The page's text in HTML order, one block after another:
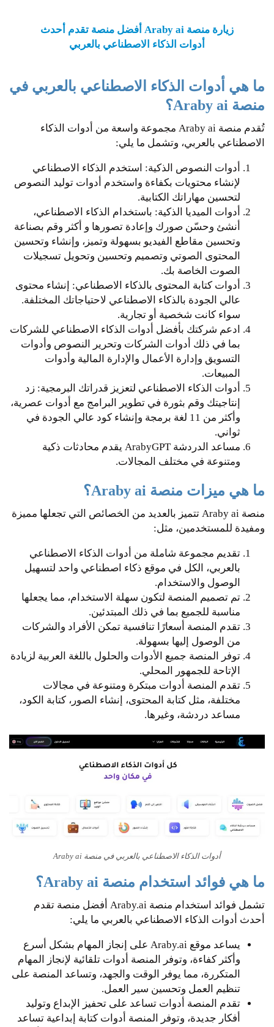
زيارة منصة Araby ai أفضل منصة تقدم أحدث
أدوات الذكاء الاصطناعي بالعربي
ما هي أدوات الذكاء الاصطناعي بالعربي في
منصة Araby ai؟
تُقدم منصة Araby ai مجموعة واسعة من أدوات الذكاء
الاصطناعي بالعربي، وتشمل ما يلي:
أدوات النصوص الذكية: استخدم الذكاء الاصطناعي
لإنشاء محتويات بكفاءة واستخدم أدوات توليد النصوص
لتحسين مهاراتك الكتابية.
أدوات الميديا الذكية: باستخدام الذكاء الاصطناعي،
أنشئ وحسّن صورك وإعادة تصورها و أكثر وقم بصناعة
وتحسين مقاطع الفيديو بسهولة وتميز، وإنشاء وتحسين
المحتوى الصوتي وتصميم وتحسين وتحويل تسجيلات
الصوت الخاصة بك.
أدوات كتابة المحتوى بالذكاء الاصطناعي: إنشاء محتوى
عالي الجودة بالذكاء الاصطناعي لاحتياجاتك المختلفة.
سواء كانت شخصية أو تجارية.
ادعم شركتك بأفضل أدوات الذكاء الاصطناعي للشركات
بما في ذلك أدوات الشركات وتحرير النصوص وأدوات
التسويق وإدارة الأعمال والإدارة المالية وأدوات
المبيعات.
أدوات الذكاء الاصطناعي لتعزيز قدراتك البرمجية: زد
إنتاجيتك وقم بثورة في تطوير البرامج مع أدوات عصرية،
وأكثر من 11 لغة برمجة وإنشاء كود عالي الجودة في
ثواني.
مساعد الدردشة ArabyGPT يقدم محادثات ذكية
ومتنوعة في مختلف المجالات.
ما هي ميزات منصة Araby ai؟
منصة Araby ai تتميز بالعديد من الخصائص التي تجعلها مميزة
ومفيدة للمستخدمين، مثل:
تقديم مجموعة شاملة من أدوات الذكاء الاصطناعي
بالعربي، الكل في موقع ذكاء اصطناعي واحد لتسهيل
الوصول والاستخدام.
تم تصميم المنصة لتكون سهلة الاستخدام، مما يجعلها
مناسبة للجميع بما في ذلك المبتدئين.
تقدم المنصة أسعارًا تنافسية تمكن الأفراد والشركات
من الوصول إليها بسهولة.
توفر المنصة جميع الأدوات والحلول باللغة العربية لزيادة
الإتاحة للجمهور المحلي.
تقدم المنصة أدوات مبتكرة ومتنوعة في مجالات
مختلفة، مثل كتابة المحتوى، إنشاء الصور، كتابة الكود،
مساعد دردشة، وغيرها.
أدوات الذكاء الاصطناعي بالعربي في منصة Araby ai
ما هي فوائد استخدام منصة Araby ai؟
تشمل فوائد استخدام منصة Araby.ai أفضل منصة تقدم
أحدث أدوات الذكاء الاصطناعي بالعربي ما يلي:
يساعد موقع Araby.ai على إنجاز المهام بشكل أسرع
وأكثر كفاءة، وتوفر المنصة أدوات تلقائية لإنجاز المهام
المتكررة، مما يوفر الوقت والجهد، وتساعد المنصة على
تنظيم العمل وتحسين سير العمل.
تقدم المنصة أدوات تساعد على تحفيز الإبداع وتوليد
أفكار جديدة، وتوفر المنصة أدوات كتابة إبداعية تساعد